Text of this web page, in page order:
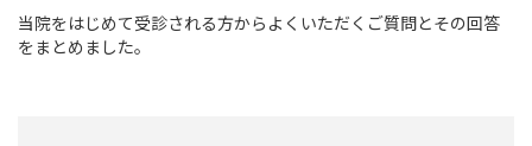
スポーツ班
当院をはじめて受診される方からよくいただくご質問とその回答
をまとめました。